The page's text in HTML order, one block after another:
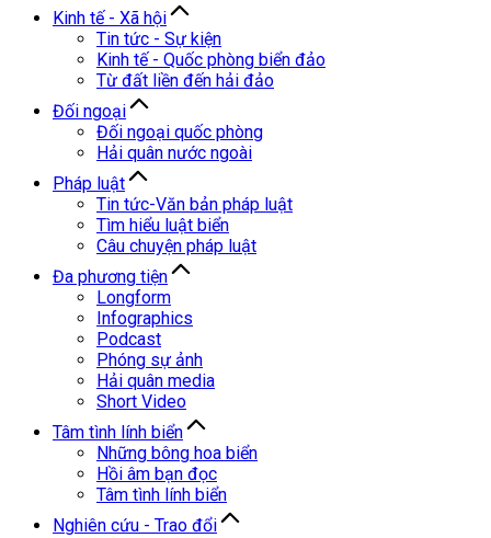
Kinh tế - Xã hội
Tin tức - Sự kiện
Kinh tế - Quốc phòng biển đảo
Từ đất liền đến hải đảo
Đối ngoại
Đối ngoại quốc phòng
Hải quân nước ngoài
Pháp luật
Tin tức-Văn bản pháp luật
Tìm hiểu luật biển
Câu chuyện pháp luật
Đa phương tiện
Longform
Infographics
Podcast
Phóng sự ảnh
Hải quân media
Short Video
Tâm tình lính biển
Những bông hoa biển
Hồi âm bạn đọc
Tâm tình lính biển
Nghiên cứu - Trao đổi